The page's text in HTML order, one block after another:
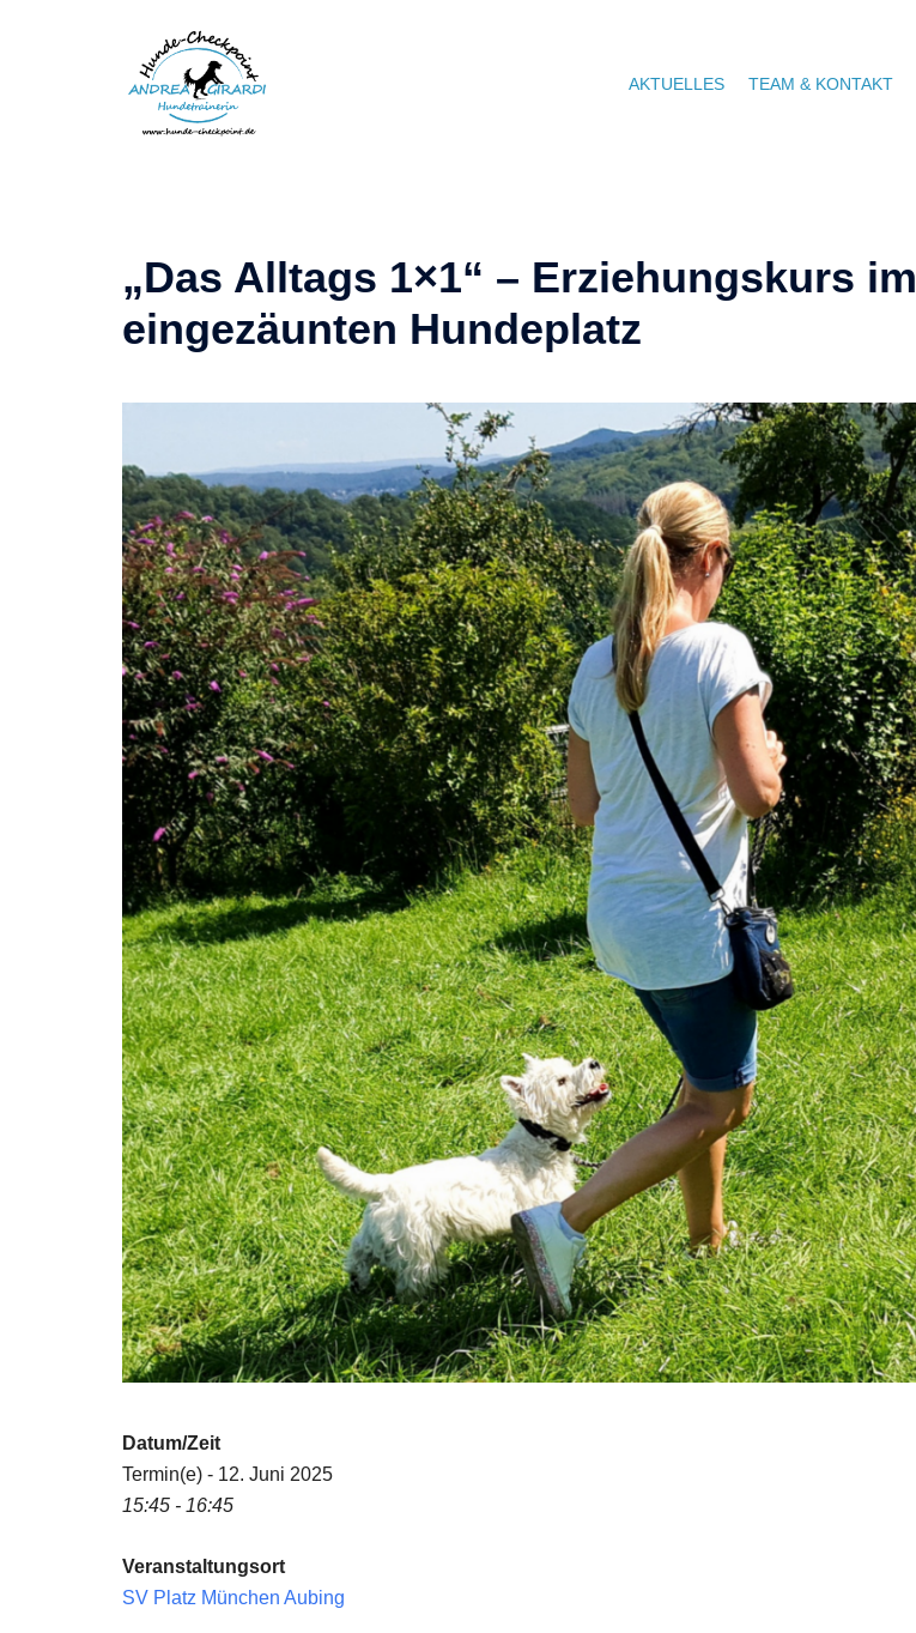
AKTUELLES TEAM & KONTAKT
„Das Alltags 1×1“ – Erziehungskurs im
eingezäunten Hundeplatz
Datum/Zeit
Termin(e) - 12. Juni 2025
15:45 - 16:45
Veranstaltungsort
SV Platz München Aubing